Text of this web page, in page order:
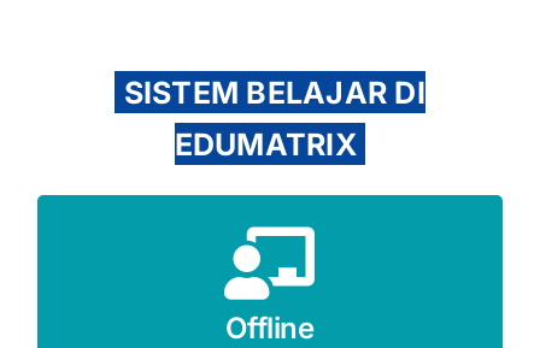
SISTEM BELAJAR DI
EDUMATRIX
Offline
Gratis Biaya Pendaftaran